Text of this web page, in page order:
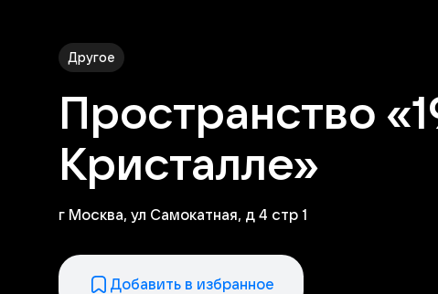
Другое
Пространство
Кристалле»
г Москва, ул Самокатная, д 4 стр 1
Добавить в избранное